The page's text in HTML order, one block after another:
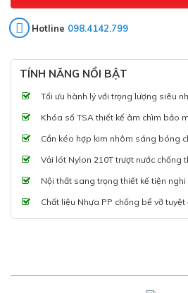
Hotline 098.4142.799
TÍNH NĂNG NỔI BẬT
Tối ưu hành lý với trọng lượng siêu
Khóa số TSA thiết kế âm chìm bảo
Cần kéo hợp kim nhôm sáng bóng
Vải lót Nylon 210T trượt nước chống
Nội thất sang trọng thiết kế tiện nghi
Chất liệu Nhựa PP chống bể vỡ tuyệt